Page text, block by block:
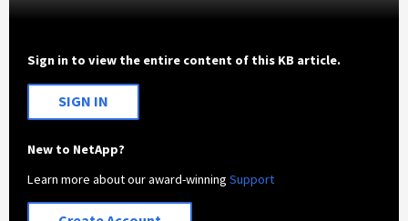
Sign in to view the entire content of this KB article.
SIGN IN
New to NetApp?
Learn more about our award-winningSupport